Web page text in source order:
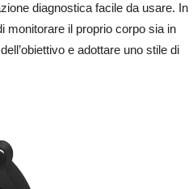
diagnostica facile da usare. In
monitorare il proprio corpo sia in
e adottare uno stile di